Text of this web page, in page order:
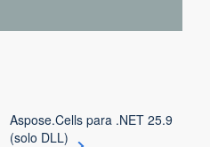
Aspose.Cells para .NET 25.9
(solo DLL)